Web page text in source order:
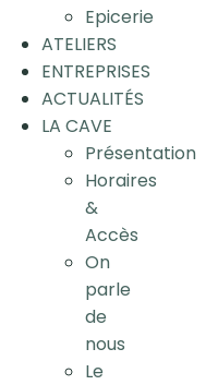
Epicerie
ATELIERS
ENTREPRISES
ACTUALITÉS
LA CAVE
Présentation
Horaires
&
Accès
On
parle
de
nous
Le